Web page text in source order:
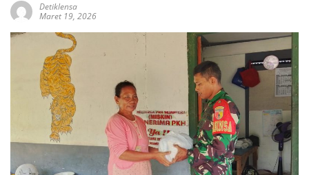
Detiklensa
Maret 19, 2026